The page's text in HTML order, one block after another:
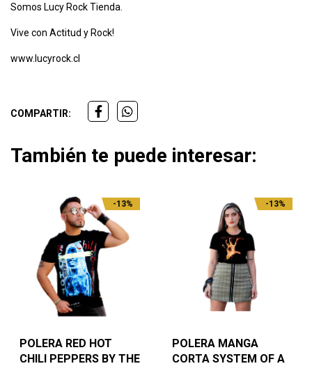
Somos Lucy Rock Tienda.
Vive con Actitud y Rock!
www.lucyrock.cl
COMPARTIR:
También te puede interesar:
-13%
POLERA RED HOT
CHILI PEPPERS BY THE
-13%
POLERA MANGA
CORTA SYSTEM OF A